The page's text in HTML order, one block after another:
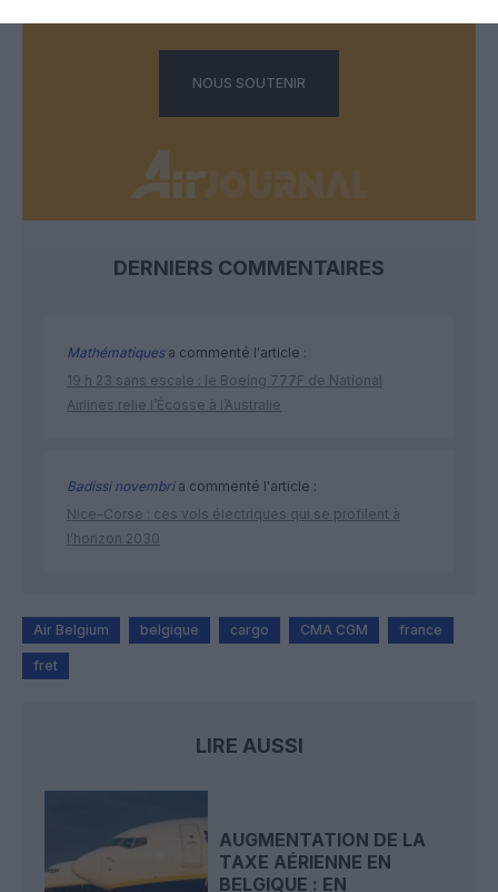
NOUS SOUTENIR
DERNIERS COMMENTAIRES
Mathématiquesa commenté l'article :
19 h 23 sans escale : le Boeing 777F de National
Airlines relie l’Écosse à l’Australie
Badissi novembria commenté l'article :
Nice–Corse : ces vols électriques qui se profilent à
l’horizon 2030
Air Belgium belgique cargo CMA CGM france
fret
LIRE AUSSI
AUGMENTATION DE LA
TAXE AÉRIENNE EN
BELGIQUE : EN